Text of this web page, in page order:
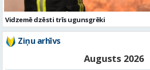
Vidzemē dzēsti trīs ugunsgrēki
Ziņu arhīvs
Augusts 2026